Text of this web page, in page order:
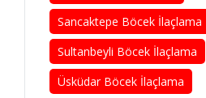
Sancaktepe Böcek İlaçlama
Sultanbeyli Böcek İlaçlama
Üsküdar Böcek İlaçlama